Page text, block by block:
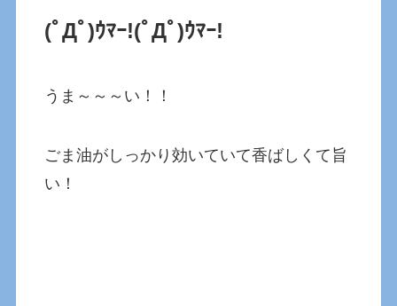
(ﾟДﾟ)ｳﾏｰ!(ﾟДﾟ)ｳﾏｰ!
うま～～～い！！
ごま油がしっかり効いていて香ばしくて旨
い！